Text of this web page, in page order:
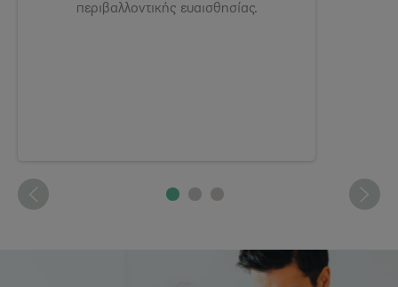
περιβαλλοντικής ευαισθησίας.